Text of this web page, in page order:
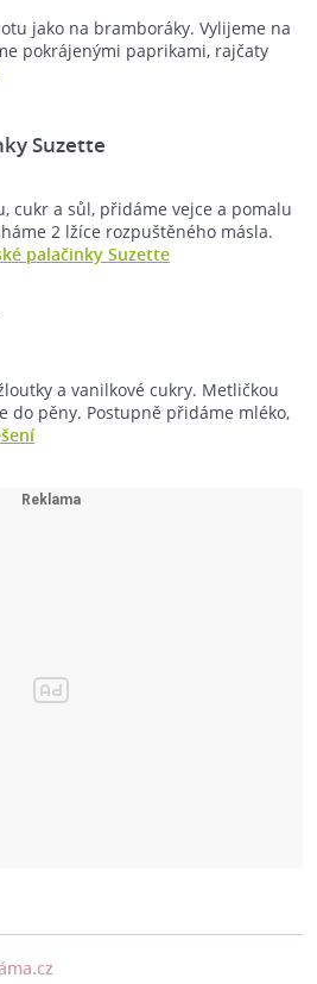
jako na bramboráky. Vylijeme na
pokrájenými paprikami, rajčaty
Suzette
cukr a sůl, přidáme vejce a pomalu
2 lžíce rozpuštěného másla.
palačinky Suzette
a vanilkové cukry. Metličkou
do pěny. Postupně přidáme mléko,